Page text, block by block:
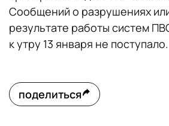
Сообщений о разрушениях
результате работы систем
к утру 13 января не поступало.
поделиться